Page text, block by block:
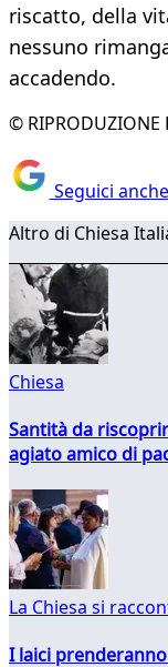
riscatto, della
nessuno
accadendo.
© RIPRODUZIONE
Seguici
Altro di Chiesa
Chiesa
Santità da
agiato amico di
La Chiesa si
I laici